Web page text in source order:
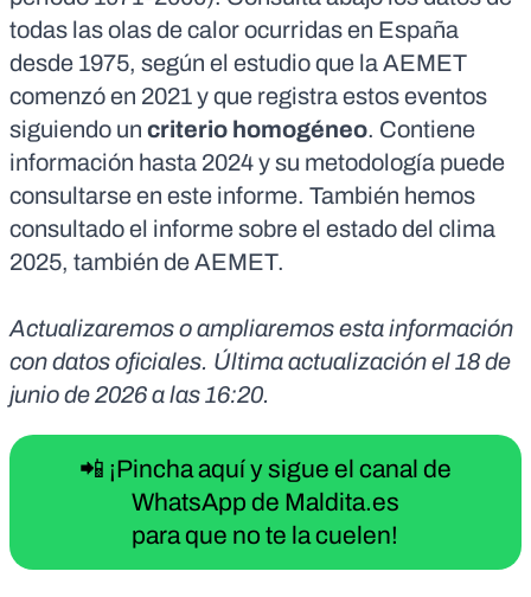
todas las olas de calor ocurridas en España
desde 1975, según el estudio que la AEMET
comenzó en 2021y que registra estos eventos
siguiendo un criterio homogéneo. Contiene
información hasta 2024 y su metodología puede
consultarse en este informe. También hemos
consultado el informe sobre el estado del clima
2025, también de AEMET.
Actualizaremos o ampliaremos esta información
con datos oficiales. Última actualización el 18 de
junio de 2026 a las 16:20.
📲 ¡Pincha aquí y sigue el canal de
WhatsApp de Maldita.es
para que no te la cuelen!